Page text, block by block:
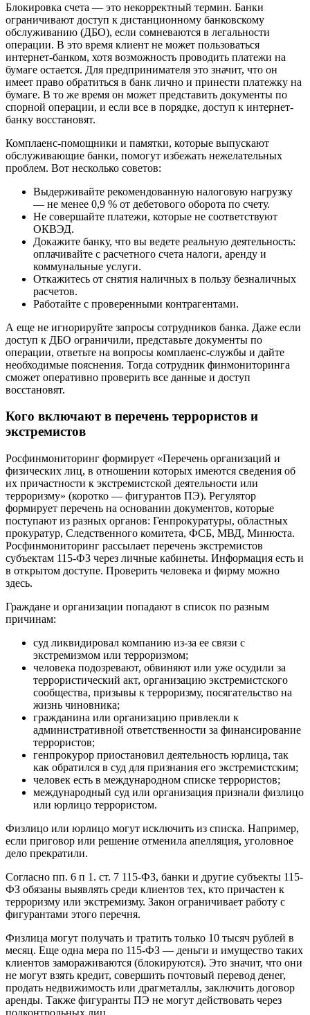
Блокировка счета — это некорректный термин. Банки
ограничивают доступ к дистанционному банковскому
обслуживанию (ДБО), если сомневаются в легальности
операции. В это время клиент не может пользоваться
интернет-банком, хотя возможность проводить платежи на
бумаге остается. Для предпринимателя это значит, что он
имеет право обратиться в банк лично и принести платежку на
бумаге. В то же время он может представить документы по
спорной операции, и если все в порядке, доступ к интернет-
банку восстановят.
Комплаенс-помощники и памятки, которые выпускают
обслуживающие банки, помогут избежать нежелательных
проблем. Вот несколько советов:
Выдерживайте рекомендованную налоговую нагрузку
— не менее 0,9 % от дебетового оборота по счету.
Не совершайте платежи, которые не соответствуют
ОКВЭД.
Докажите банку, что вы ведете реальную деятельность:
оплачивайте с расчетного счета налоги, аренду и
коммунальные услуги.
Откажитесь от снятия наличных в пользу безналичных
расчетов.
Работайте с проверенными контрагентами.
А еще не игнорируйте запросы сотрудников банка. Даже если
доступ к ДБО ограничили, представьте документы по
операции, ответьте на вопросы комплаенс-службы и дайте
необходимые пояснения. Тогда сотрудник финмониторинга
сможет оперативно проверить все данные и доступ
восстановят.
Кого включают в перечень террористов и
экстремистов
Росфинмониторинг формирует «Перечень организаций и
физических лиц, в отношении которых имеются сведения об
их причастности к экстремистской деятельности или
терроризму» (коротко — фигурантов ПЭ). Регулятор
формирует перечень на основании документов, которые
поступают из разных органов: Генпрокуратуры, областных
прокуратур, Следственного комитета, ФСБ, МВД, Минюста.
Росфинмониторинг рассылает перечень экстремистов
субъектам 115-ФЗ через личные кабинеты. Информация есть и
в открытом доступе. Проверить человека и фирму можно
здесь.
Граждане и организации попадают в список по разным
причинам:
суд ликвидировал компанию из-за ее связи с
экстремизмом или терроризмом;
человека подозревают, обвиняют или уже осудили за
террористический акт, организацию экстремистского
сообщества, призывы к терроризму, посягательство на
жизнь чиновника;
гражданина или организацию привлекли к
административной ответственности за финансирование
террористов;
генпрокурор приостановил деятельность юрлица, так
как обратился в суд для признания его экстремистским;
человек есть в международном списке террористов;
международный суд или организация признали физлицо
или юрлицо террористом.
Физлицо или юрлицо могут исключить из списка. Например,
если приговор или решение отменила апелляция, уголовное
дело прекратили.
Согласно пп. 6 п 1. ст. 7 115-ФЗ, банки и другие субъекты 115-
ФЗ обязаны выявлять среди клиентов тех, кто причастен к
терроризму или экстремизму. Закон ограничивает работу с
фигурантами этого перечня.
Физлица могут получать и тратить только 10 тысяч рублей в
месяц. Еще одна мера по 115-ФЗ — деньги и имущество таких
клиентов замораживаются (блокируются). Это значит, что они
не могут взять кредит, совершить почтовый перевод денег,
продать недвижимость или драгметаллы, заключить договор
аренды. Также фигуранты ПЭ не могут действовать через